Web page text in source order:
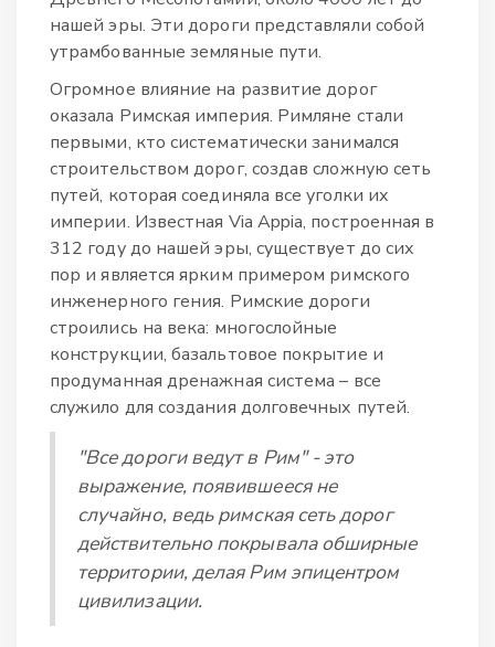
нашей эры. Эти дороги представляли собой
утрамбованные земляные пути.
Огромное влияние на развитие дорог
оказала Римская империя. Римляне стали
первыми, кто систематически занимался
строительством дорог, создав сложную сеть
путей, которая соединяла все уголки их
империи. Известная Via Appia, построенная в
312 году до нашей эры, существует до сих
пор и является ярким примером римского
инженерного гения. Римские дороги
строились на века: многослойные
конструкции, базальтовое покрытие и
продуманная дренажная система – все
служило для создания долговечных путей.
"Все дороги ведут в Рим" - это
выражение, появившееся не
случайно, ведь римская сеть дорог
действительно покрывала обширные
территории, делая Рим эпицентром
цивилизации.